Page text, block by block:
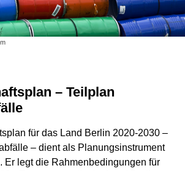
für das Land Berlin 2020-2030 –
– dient als Planungsinstrument
Er legt die Rahmenbedingungen für